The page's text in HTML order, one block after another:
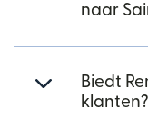
naar
Biedt
klanten?